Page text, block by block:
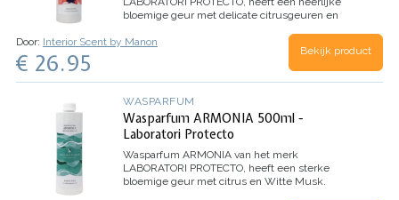
bloemige geur met delicate citrusgeuren en
wasparfum, evolueert het parfum beter en
Inhoud 500ml
Door: Interior Scent by Manon
€ 26.95 Bekijk product
WASPARFUM
Wasparfum ARMONIA 500ml -
Laboratori Protecto
Wasparfum ARMONIA van het merk
LABORATORI PROTECTO, heeft een sterke
bloemige geur met citrus en Witte Musk.